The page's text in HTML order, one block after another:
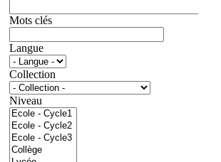
Mots clés
Langue
Collection
Niveau